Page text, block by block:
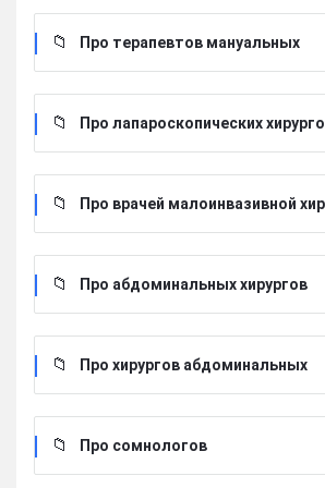
Про терапевтов мануальных
Про лапароскопических
Про врачей малоинвазивной
Про абдоминальных хирургов
Про хирургов абдоминальных
Про сомнологов